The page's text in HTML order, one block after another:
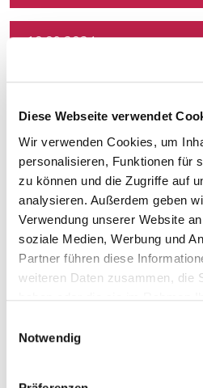
Diese Webseite verwendet
Wir verwenden Cookies, um
personalisieren, Funktionen für
zu können und die Zugriffe auf
analysieren. Außerdem geben
Verwendung unserer Website
soziale Medien, Werbung und
Partner führen diese
weiteren Daten zusammen, die
Notwendig
10.09.2024
Netzwerk Klimajournalismus:
17.09.2024
18.09.2024
20.09.2024
Effiziente Recherche mit KI
Schöner schreiben, leichter